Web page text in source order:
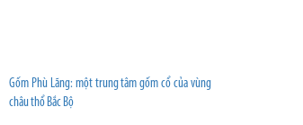
Gốm Phù Lãng: một trung tâm gốm cổ của vùng
châu thổ Bắc Bộ